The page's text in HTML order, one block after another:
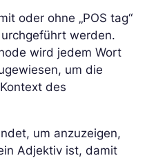
oder ohne „POS tag“
werden.
wird jedem Wort
um die
des
um anzuzeigen,
Adjektiv ist, damit